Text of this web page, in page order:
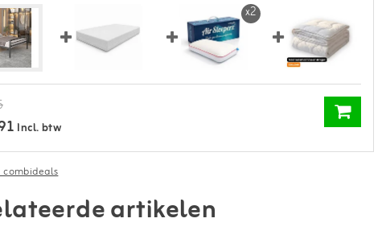
x2
Incl. btw
combideals
artikelen